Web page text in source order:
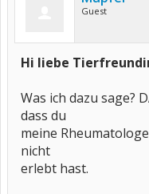
Guest
Hi liebe
Was ich dazu sage?
dass du
meine
nicht
erlebt hast.